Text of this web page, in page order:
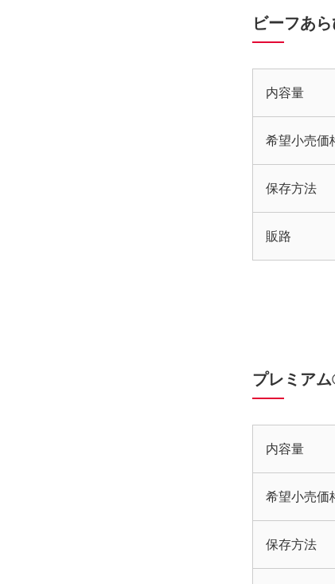
ビーフあ
内容量
希望小売価
保存方法
販路
プレミア
内容量
希望小売価
保存方法